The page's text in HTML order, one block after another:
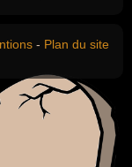
- Plan du site